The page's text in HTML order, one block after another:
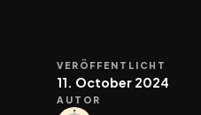
VERÖFFENTLICHT
11. October 2024
AUTOR